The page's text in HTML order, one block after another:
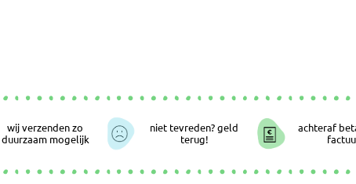
wij verzenden zo
duurzaam mogelijk
niet tevreden? geld
terug!
achteraf